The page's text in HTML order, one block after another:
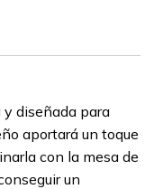
diseñada para
aportará un toque
con la mesa de
un